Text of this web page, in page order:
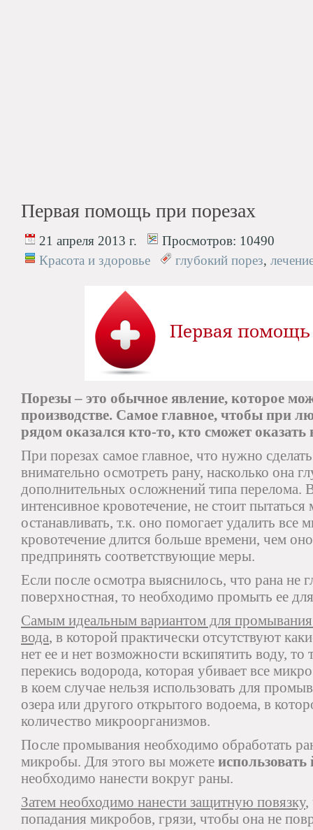
Первая помощь при порезах
21 апреля 2013 г. Просмотров: 10490
Красота и здоровье
глубокий порез,
Порезы – это обычное явление, которое
производстве. Самое главное, чтобы при
рядом оказался кто-то, кто сможет
При порезах самое главное, что нужно
внимательно осмотреть рану, насколько она
дополнительных осложнений типа перелома.
интенсивное кровотечение, не стоит пытаться
останавливать, т.к. оно помогает удалить
кровотечение длится больше времени, чем
предпринять соответствующие меры.
Если после осмотра выяснилось, что рана не
поверхностная, то необходимо промыть ее
Самым идеальным вариантом для промывания
вода, в которой практически отсутствуют
нет ее и нет возможности вскипятить воду, то
перекись водорода, которая убивает все
в коем случае нельзя использовать для
озера или другого открытого водоема, в
количество микроорганизмов.
После промывания необходимо обработать
микробы. Для этого вы можете использовать
необходимо нанести вокруг раны.
Затем необходимо нанести защитную повязку,
попадания микробов, грязи, чтобы она не